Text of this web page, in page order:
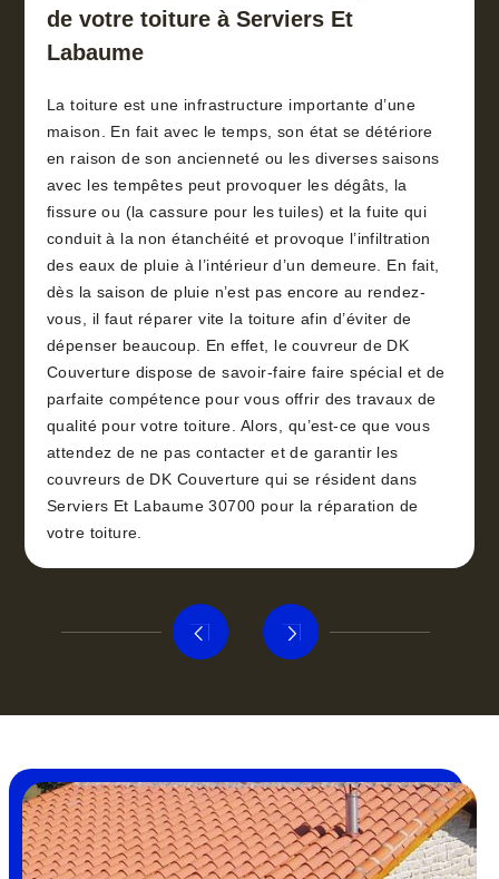
de votre toiture à Serviers Et
Labaume
La toiture est une infrastructure importante d’une
maison. En fait avec le temps, son état se détériore
en raison de son ancienneté ou les diverses saisons
avec les tempêtes peut provoquer les dégâts, la
fissure ou (la cassure pour les tuiles) et la fuite qui
conduit à la non étanchéité et provoque l’infiltration
des eaux de pluie à l’intérieur d’un demeure. En fait,
dès la saison de pluie n’est pas encore au rendez-
vous, il faut réparer vite la toiture afin d’éviter de
dépenser beaucoup. En effet, le couvreur de DK
Couverture dispose de savoir-faire faire spécial et de
parfaite compétence pour vous offrir des travaux de
qualité pour votre toiture. Alors, qu’est-ce que vous
attendez de ne pas contacter et de garantir les
couvreurs de DK Couverture qui se résident dans
Serviers Et Labaume 30700 pour la réparation de
votre toiture.